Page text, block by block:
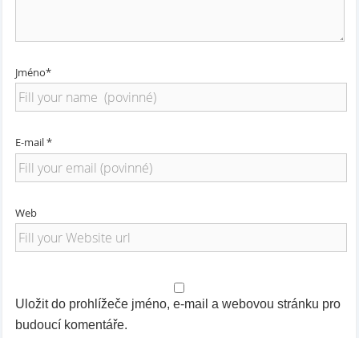
Jméno*
E-mail *
Web
Uložit do prohlížeče jméno, e-mail a webovou stránku pro
budoucí komentáře.